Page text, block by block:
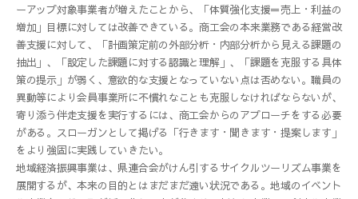
ーアップ対象事業者が増えたことから、「体質強化支援＝売上・利益の
増加」目標に対しては改善できている。商工会の本来業務である経営改
善支援に対して、「計画策定前の外部分析・内部分析から見える課題の
抽出」、「設定した課題に対する認識と理解」、「課題を克服する具体
策の提示」が弱く、意欲的な支援となっていない点は否めない。職員の
異動等により会員事業所に不慣れなことも克服しなければならないが、
寄り添う伴走支援を実行するには、商工会からのアプローチをする必要
がある。スローガンとして掲げる「行きます・聞きます・提案します」
をより強固に実践していきたい。
地域経済振興事業は、県連合会がけん引するサイクルツーリズム事業を
展開するが、本来の目的とはまだまだ遠い状況である。地域のイベント